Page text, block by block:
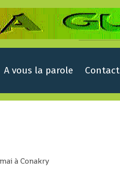
A vous la parole Contact
à Conakry